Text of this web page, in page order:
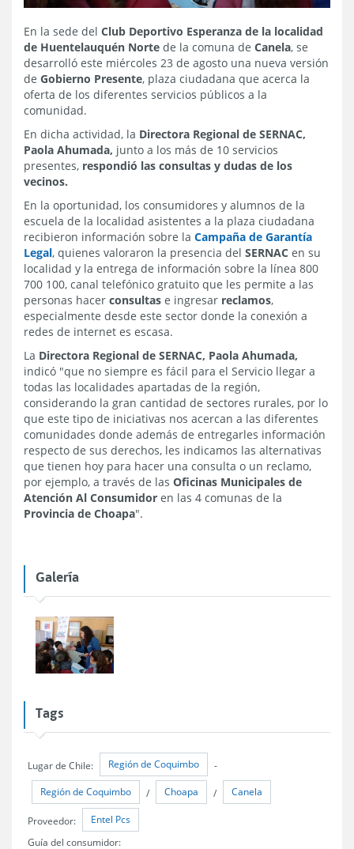
En la sede del Club Deportivo Esperanza de la localidad
de Huentelauquén Norte de la comuna de Canela, se
desarrolló este miércoles 23 de agosto una nueva versión
de Gobierno Presente, plaza ciudadana que acerca la
oferta de los diferentes servicios públicos a la
comunidad.
En dicha actividad, la Directora Regional de SERNAC,
Paola Ahumada, junto a los más de 10 servicios
presentes, respondió las consultas y dudas de los
vecinos.
En la oportunidad, los consumidores y alumnos de la
escuela de la localidad asistentes a la plaza ciudadana
recibieron información sobre la Campaña de Garantía
Legal, quienes valoraron la presencia del SERNAC en su
localidad y la entrega de información sobre la línea 800
700 100, canal telefónico gratuito que les permite a las
personas hacer consultas e ingresar reclamos,
especialmente desde este sector donde la conexión a
redes de internet es escasa.
La Directora Regional de SERNAC, Paola Ahumada,
indicó "que no siempre es fácil para el Servicio llegar a
todas las localidades apartadas de la región,
considerando la gran cantidad de sectores rurales, por lo
que este tipo de iniciativas nos acercan a las diferentes
comunidades donde además de entregarles información
respecto de sus derechos, les indicamos las alternativas
que tienen hoy para hacer una consulta o un reclamo,
por ejemplo, a través de las Oficinas Municipales de
Atención Al Consumidor en las 4 comunas de la
Provincia de Choapa".
Galería
Tags
Lugar de Chile: Región de Coquimbo -
Región de Coquimbo / Choapa / Canela
Proveedor: Entel Pcs
Guía del consumidor: